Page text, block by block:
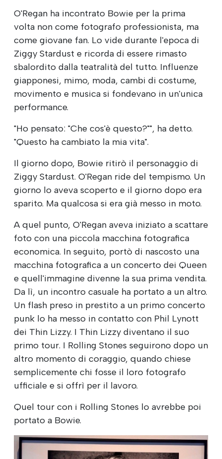
O'Regan ha incontrato Bowie per la prima
volta non come fotografo professionista, ma
come giovane fan. Lo vide durante l'epoca di
Ziggy Stardust e ricorda di essere rimasto
sbalordito dalla teatralità del tutto. Influenze
giapponesi, mimo, moda, cambi di costume,
movimento e musica si fondevano in un'unica
performance.
"Ho pensato: "Che cos'è questo?"", ha detto.
"Questo ha cambiato la mia vita".
Il giorno dopo, Bowie ritirò il personaggio di
Ziggy Stardust. O'Regan ride del tempismo. Un
giorno lo aveva scoperto e il giorno dopo era
sparito. Ma qualcosa si era già messo in moto.
A quel punto, O'Regan aveva iniziato a scattare
foto con una piccola macchina fotografica
economica. In seguito, portò di nascosto una
macchina fotografica a un concerto dei Queen
e quell'immagine divenne la sua prima vendita.
Da lì, un incontro casuale ha portato a un altro.
Un flash preso in prestito a un primo concerto
punk lo ha messo in contatto con Phil Lynott
dei Thin Lizzy. I Thin Lizzy diventano il suo
primo tour. I Rolling Stones seguirono dopo un
altro momento di coraggio, quando chiese
semplicemente chi fosse il loro fotografo
ufficiale e si offrì per il lavoro.
Quel tour con i Rolling Stones lo avrebbe poi
portato a Bowie.